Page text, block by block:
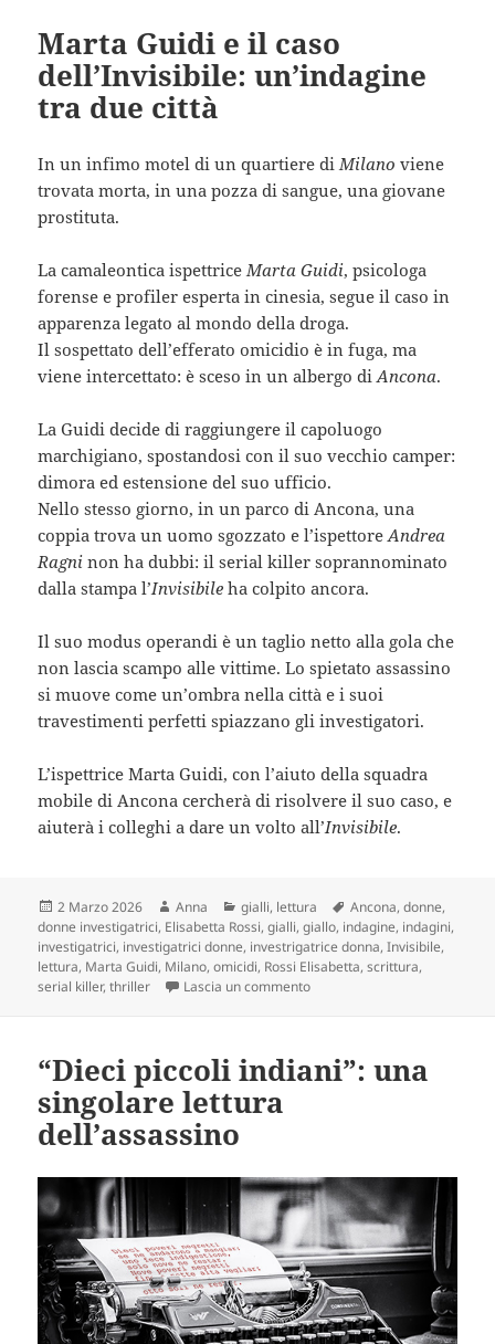
Marta Guidi e il caso
dell’Invisibile: un’indagine
tra due città
In un infimo motel di un quartiere di Milanoviene
trovata morta, in una pozza di sangue, una giovane
prostituta.
La camaleontica ispettrice Marta Guidi, psicologa
forense e profiler esperta in cinesia, segue il caso in
apparenza legato al mondo della droga.
Il sospettato dell’efferato omicidio è in fuga, ma
viene intercettato: è sceso in un albergo diAncona.
La Guidi decide di raggiungere il capoluogo
marchigiano, spostandosi con il suo vecchio camper:
dimora ed estensione del suo ufficio.
Nello stesso giorno, in un parco di Ancona, una
coppia trova un uomo sgozzato e l’ispettoreAndrea
Ragninon ha dubbi: il serial killer soprannominato
dalla stampa l’Invisibile ha colpito ancora.
Il suo modus operandi è un taglio netto alla gola che
non lascia scampo alle vittime. Lo spietato assassino
si muove come un’ombra nella città e i suoi
travestimenti perfetti spiazzano gli investigatori.
L’ispettrice Marta Guidi, con l’aiuto della squadra
mobile di Ancona cercherà di risolvere il suo caso, e
aiuterà i colleghi a dare un volto all’Invisibile.
Scritto
il
2 Marzo 2026 Autore
Anna Categorie
gialli, lettura Tag
Ancona,donne,
donne investigatrici, Elisabetta Rossi,gialli,giallo, indagine, indagini,
investigatrici, investigatrici donne, investrigatrice donna,Invisibile,
lettura, Marta Guidi, Milano,omicidi, Rossi Elisabetta,scrittura,
serial killer,thriller Lascia un commentosu Marta Guidi e il caso
“Dieci piccoli indiani”: una
singolare lettura
dell’assassino